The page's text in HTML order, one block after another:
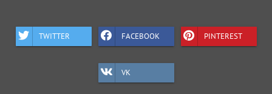
TWITTER FACEBOOK PINTEREST
VK